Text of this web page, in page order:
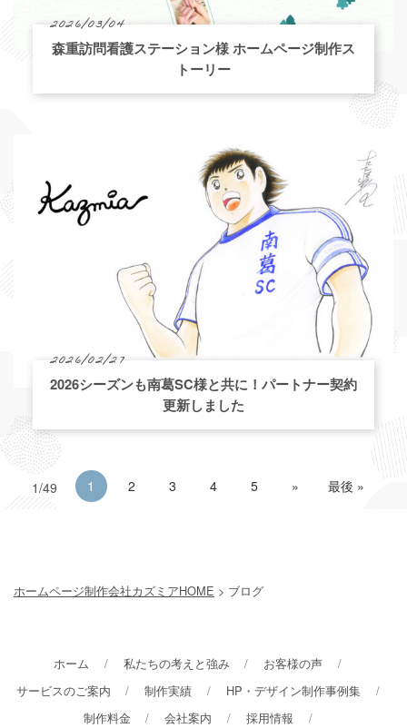
2026/03/04
森重訪問看護ステーション様 ホームページ制作ス
トーリー
2026/02/27
2026シーズンも南葛SC様と共に！パートナー契約
更新しました
1/49 1 2 3 4 5 » 最後 »
ホームページ制作会社カズミアHOME > ブログ
ホーム 私たちの考えと強み
お客様の声
サービスのご案内
制作実績
HP・デザイン制作事例集
制作料金
会社案内
採用情報